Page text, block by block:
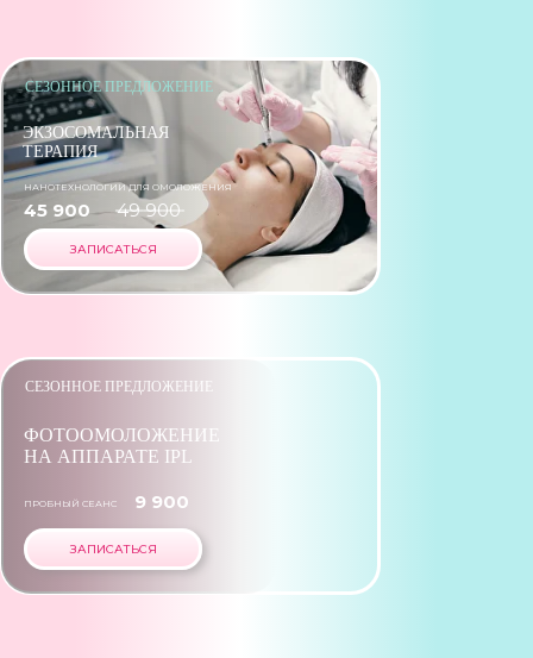
СЕЗОННОЕ ПРЕДЛОЖЕНИЕ
45 900 49 900
ЭКЗОСОМАЛЬНАЯ
ТЕРАПИЯ
НАНОТЕХНОЛОГИИ ДЛЯ ОМОЛОЖЕНИЯ
ЗАПИСАТЬСЯ
СЕЗОННОЕ ПРЕДЛОЖЕНИЕ
9 900
ФОТООМОЛОЖЕНИЕ
НА АППАРАТЕ IPL
ЗАПИСАТЬСЯ
ПРОБНЫЙ СЕАНС